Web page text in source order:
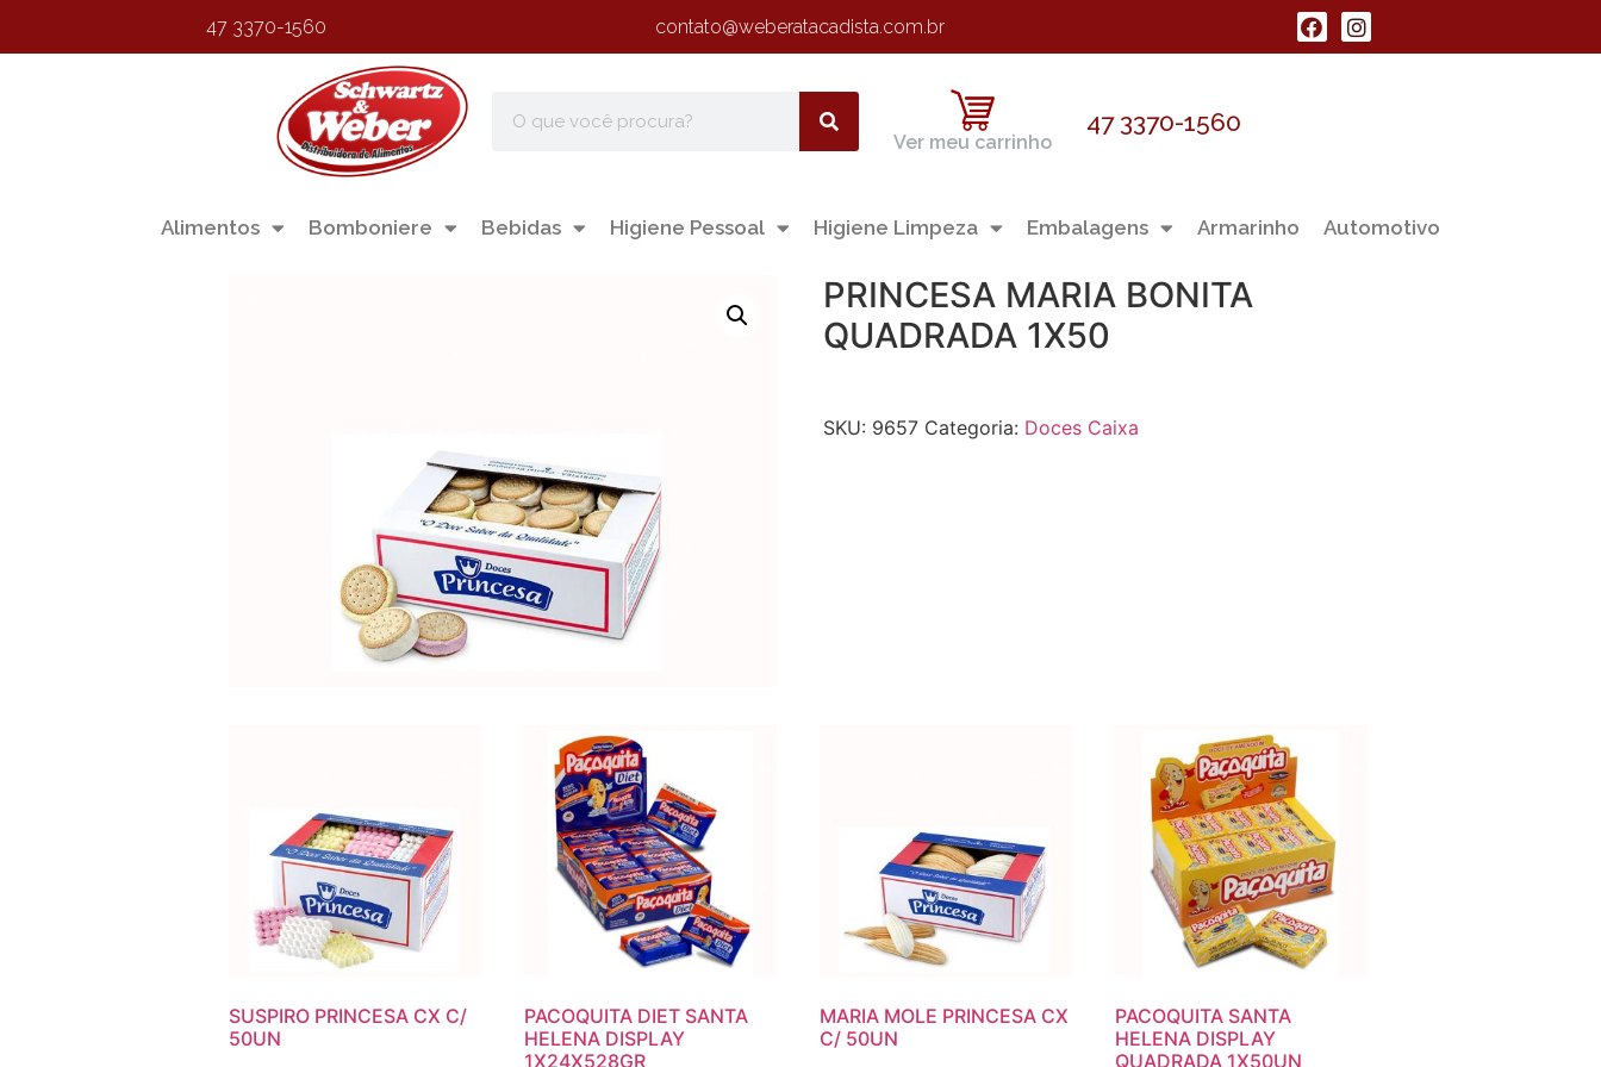
47 3370-1560 contato@weberatacadista.com.br
Ver meu carrinho
47 3370-1560
Alimentos Bomboniere Bebidas Higiene Pessoal Higiene Limpeza Embalagens Armarinho Automotivo
PRINCESA MARIA BONITA
QUADRADA 1X50
SKU: 9657 Categoria: Doces Caixa
SUSPIRO PRINCESA CX C/
50UN
PACOQUITA DIET SANTA
HELENA DISPLAY
1X24X528GR
MARIA MOLE PRINCESA CX
C/ 50UN
PACOQUITA SANTA
HELENA DISPLAY
QUADRADA 1X50UN